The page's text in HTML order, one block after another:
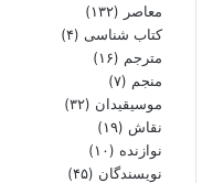
معاصر (۱۳۲)
کتاب شناسی (۴)
مترجم (۱۶)
منجم (۷)
موسیقیدان (۳۲)
نقاش (۱۹)
نوازنده (۱۰)
نویسندگان (۴۵)